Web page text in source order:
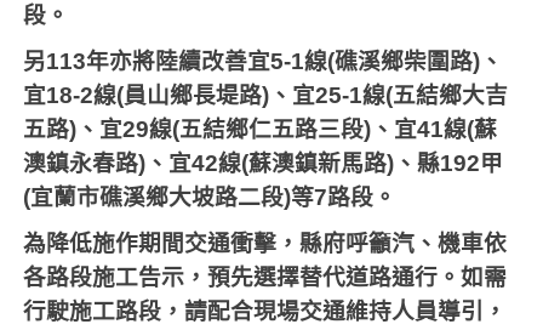
段。
另113年亦將陸續改善宜5-1線(礁溪鄉柴圍路) 、
宜18-2線(員山鄉長堤路) 、宜25-1線(五結鄉大吉
五路) 、宜29線(五結鄉仁五路三段) 、宜41線(蘇
澳鎮永春路) 、宜42線(蘇澳鎮新馬路) 、縣192甲
(宜蘭市礁溪鄉大坡路二段)等7路段。
為降低施作期間交通衝擊，縣府呼籲汽、機車依
各路段施工告示，預先選擇替代道路通行。如需
行駛施工路段，請配合現場交通維持人員導引，